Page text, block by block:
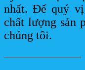
nhất. Để quý
chất lượng sản
chúng tôi.
——————–